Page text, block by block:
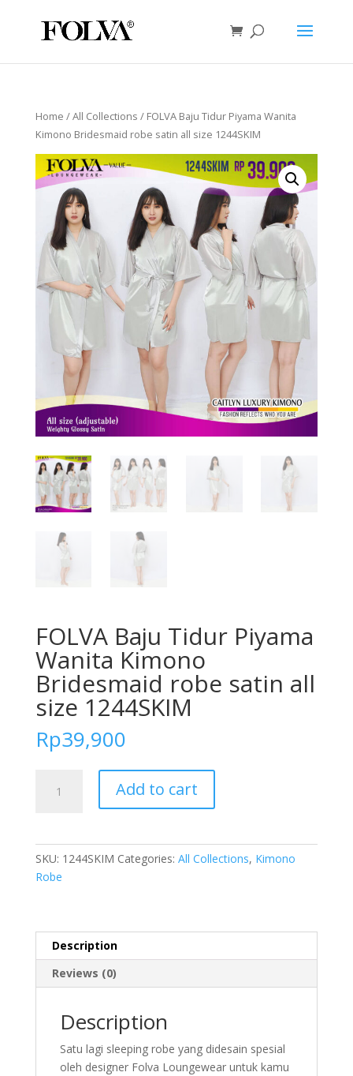
Home /All Collections / FOLVA Baju Tidur Piyama Wanita
Kimono Bridesmaid robe satin all size 1244SKIM
FOLVA Baju Tidur Piyama
Wanita Kimono
Bridesmaid robe satin all
size 1244SKIM
Rp39,900
Kimono
size
1244SKIM
Add to cart
SKU: 1244SKIM Categories: All Collections, Kimono
Robe
Description
Reviews (0)
Description
Satu lagi sleeping robe yang didesain spesial
oleh designer Folva Loungewear untuk kamu